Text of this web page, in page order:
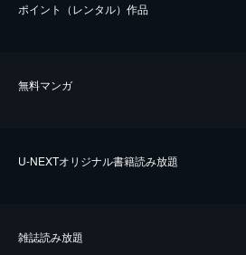
ポイント（レンタル）作品
無料マンガ
U-NEXTオリジナル書籍読み放題
雑誌読み放題